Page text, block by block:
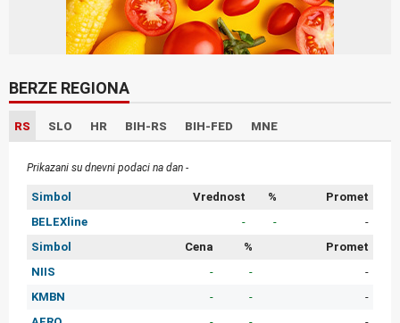
BERZE REGIONA
RS SLO HR BIH-RS BIH-FED MNE
Prikazani su dnevni podaci na dan -
Simbol Vrednost %
Promet
BELEXline
- -
-
Simbol
Cena %
Promet
NIIS
- -
-
KMBN
- -
-